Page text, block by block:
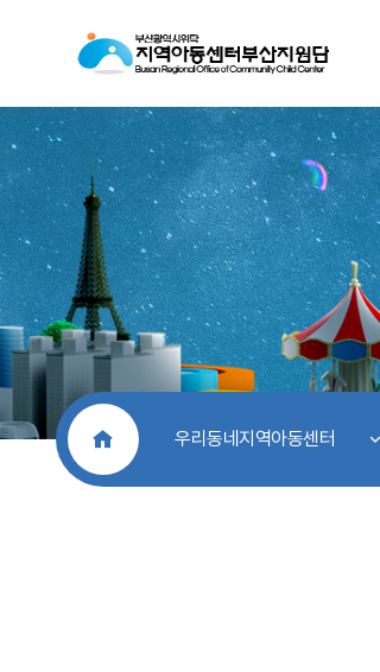
처음으로우리동네지역아동센터